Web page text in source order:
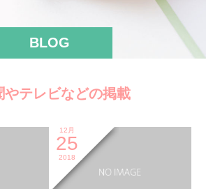
BLOG
やテレビなどの掲載
12月
25
2018